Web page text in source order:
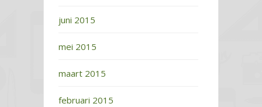
juni 2015
mei 2015
maart 2015
februari 2015